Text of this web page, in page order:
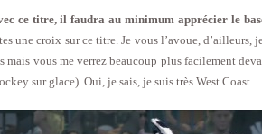
ce titre, il faudra au minimum apprécier le
une croix sur ce titre. Je vous l’avoue, d’ailleurs,
mais vous me verrez beaucoup plus facilement
sur glace). Oui, je sais, je suis très West Coast…